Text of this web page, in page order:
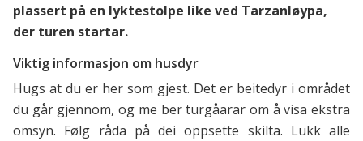
plassert på en lyktestolpe like ved Tarzanløypa,
der turen startar.
Viktig informasjon om husdyr
Hugs at du er her som gjest. Det er beitedyr i området
du går gjennom, og me ber turgåarar om å visa ekstra
omsyn. Følg råda på dei oppsette skilta. Lukk alle